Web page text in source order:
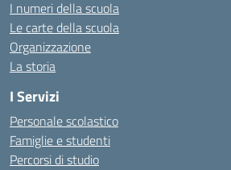
I numeri della scuola
Le carte della scuola
Organizzazione
La storia
I Servizi
Personale scolastico
Famiglie e studenti
Percorsi di studio